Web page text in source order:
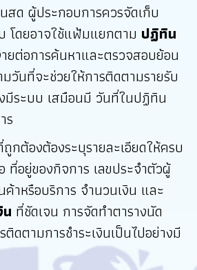
สด ผู้ประกอบการควรจัดเก็บ
โดยอาจใช้แฟ้มแยกตาม ปฏิทิน
ยต่อการค้นหาและตรวจสอบย้อน
วันที่จะช่วยให้การติดตามรายรับ
มีระบบ เสมือนมี วันที่ในปฏิทิน
ร
กต้องต้องระบุรายละเอียดให้ครบ
ที่อยู่ของกิจการ เลขประจำตัวผู้
าหรือบริการ จำนวนเงิน และ
ที่ชัดเจน การจัดทำตารางนัด
ดตามการชำระเงินเป็นไปอย่างมี